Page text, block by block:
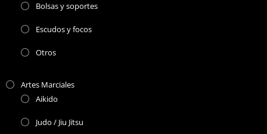
Bolsas y soportes
Escudos y focos
Otros
Artes Marciales
Aikido
Judo / Jiu Jitsu